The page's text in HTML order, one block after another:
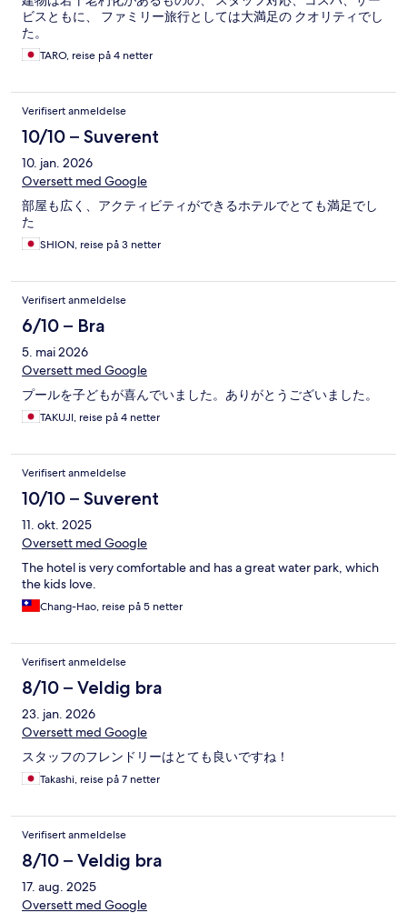
ビスともに、 ファミリー旅行としては大満足の クオリティでし
た。
TARO, reise på 4 netter
Verifisert anmeldelse
10/10 – Suverent
10. jan. 2026
Oversett med Google
部屋も広く、アクティビティができるホテルでとても満足でし
た
SHION, reise på 3 netter
Verifisert anmeldelse
6/10 – Bra
5. mai 2026
Oversett med Google
プールを子どもが喜んでいました。ありがとうございました。
TAKUJI, reise på 4 netter
Verifisert anmeldelse
10/10 – Suverent
11. okt. 2025
Oversett med Google
The hotel is very comfortable and has a great water park, which
the kids love.
Chang-Hao, reise på 5 netter
Verifisert anmeldelse
8/10 – Veldig bra
23. jan. 2026
Oversett med Google
スタッフのフレンドリーはとても良いですね！
Takashi, reise på 7 netter
Verifisert anmeldelse
8/10 – Veldig bra
17. aug. 2025
Oversett med Google